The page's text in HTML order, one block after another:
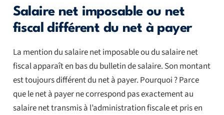
Salaire net imposable ou net
fiscal différent du net à payer
La mention du salaire net imposable ou du salaire net
fiscal apparaît en bas du bulletin de salaire. Son montant
est toujours différent du net à payer. Pourquoi ? Parce
que le net à payer ne correspond pas exactement au
salaire net transmis à l’administration fiscale et pris en